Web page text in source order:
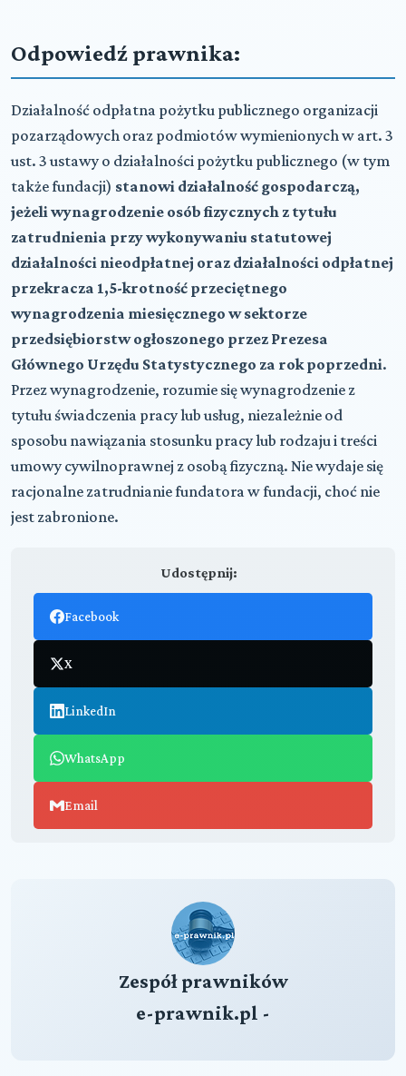
Odpowiedź prawnika:
Działalność odpłatna pożytku publicznego organizacji
pozarządowych oraz podmiotów wymienionych w art. 3
ust. 3 ustawy o działalności pożytku publicznego (w tym
także fundacji) stanowi działalność gospodarczą,
jeżeli wynagrodzenie osób fizycznych z tytułu
zatrudnienia przy wykonywaniu statutowej
działalności nieodpłatnej oraz działalności odpłatnej
przekracza 1,5-krotność przeciętnego
wynagrodzenia miesięcznego w sektorze
przedsiębiorstw ogłoszonego przez Prezesa
Głównego Urzędu Statystycznego za rok poprzedni.
Przez wynagrodzenie, rozumie się wynagrodzenie z
tytułu świadczenia pracy lub usług, niezależnie od
sposobu nawiązania stosunku pracy lub rodzaju i treści
umowy cywilnoprawnej z osobą fizyczną. Nie wydaje się
racjonalne zatrudnianie fundatora w fundacji, choć nie
jest zabronione.
Udostępnij:
Facebook
X
LinkedIn
WhatsApp
Email
Zespół prawników
e-prawnik.pl -